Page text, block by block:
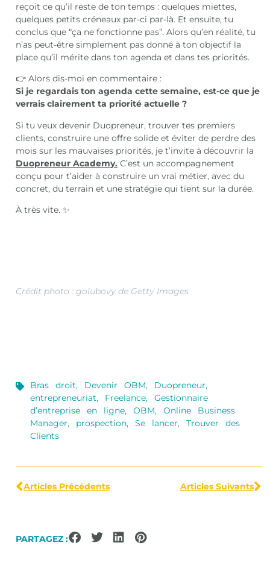
reçoit ce qu’il reste de ton temps : quelques miettes,
quelques petits créneaux par-ci par-là. Et ensuite, tu
conclus que “ça ne fonctionne pas”. Alors qu’en réalité, tu
n’as peut-être simplement pas donné à ton objectif la
place qu’il mérite dans ton agenda et dans tes priorités.
👉 Alors dis-moi en commentaire :
Si je regardais ton agenda cette semaine, est-ce que je
verrais clairement ta priorité actuelle ?
Si tu veux devenir Duopreneur, trouver tes premiers
clients, construire une offre solide et éviter de perdre des
mois sur les mauvaises priorités, je t’invite à découvrir la
Duopreneur Academy. C’est un accompagnement
conçu pour t’aider à construire un vrai métier, avec du
concret, du terrain et une stratégie qui tient sur la durée.
À très vite. ✨
Crédit photo : golubovy de Getty Images
Bras droit, Devenir OBM, Duopreneur,
entrepreneuriat, Freelance,Gestionnaire
d’entreprise en ligne,OBM,Online Business
Manager, prospection,Se lancer,Trouver des
Clients
Articles Précédents Articles Suivants
PARTAGEZ :